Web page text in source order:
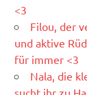
<3
Filou, der
und aktive
für immer <3
Nala, die